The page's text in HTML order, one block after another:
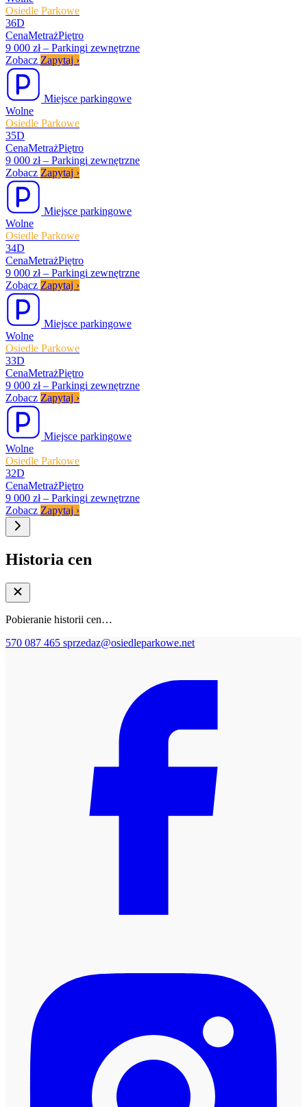
Osiedle Parkowe
36D
CenaMetrażPiętro
9 000 zł – Parkingi zewnętrzne
Zobacz Zapytaj ›
Miejsce parkingowe
Wolne
Osiedle Parkowe
35D
CenaMetrażPiętro
9 000 zł – Parkingi zewnętrzne
Zobacz Zapytaj ›
Miejsce parkingowe
Wolne
Osiedle Parkowe
34D
CenaMetrażPiętro
9 000 zł – Parkingi zewnętrzne
Zobacz Zapytaj ›
Miejsce parkingowe
Wolne
Osiedle Parkowe
33D
CenaMetrażPiętro
9 000 zł – Parkingi zewnętrzne
Zobacz Zapytaj ›
Miejsce parkingowe
Wolne
Osiedle Parkowe
32D
CenaMetrażPiętro
9 000 zł – Parkingi zewnętrzne
Zobacz Zapytaj ›
Historia cen
Pobieranie historii cen…
570 087 465 sprzedaz@osiedleparkowe.net